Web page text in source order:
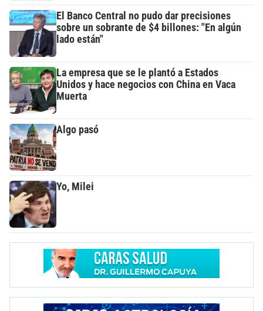
El Banco Central no pudo dar precisiones
sobre un sobrante de $4 billones: "En algún
lado están"
La empresa que se le plantó a Estados
Unidos y hace negocios con China en Vaca
Muerta
Algo pasó
Yo, Milei